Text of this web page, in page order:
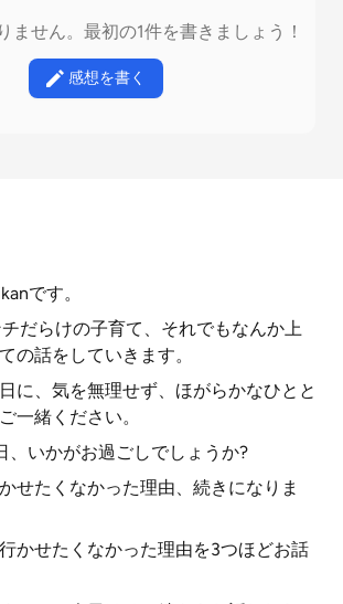
ません。最初の1件を書きましょう！
感想を書く
です。
だらけの子育て、それでもなんか上
の話をしていきます。
に、気を無理せず、ほがらかなひとと
一緒ください。
、いかがお過ごしでしょうか?
せたくなかった理由、続きになりま
かせたくなかった理由を3つほどお話